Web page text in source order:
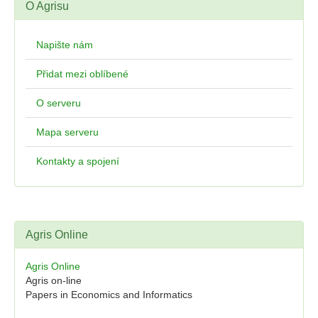
O Agrisu
Napište nám
Přidat mezi oblíbené
O serveru
Mapa serveru
Kontakty a spojení
Agris Online
Agris Online
Agris on-line
Papers in Economics and Informatics